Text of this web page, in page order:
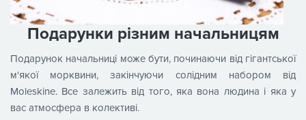
Подарунки різним начальницям
Подарунок начальниці може бути, починаючи від гігантської
м'якої морквини, закінчуючи солідним набором від
Moleskine. Все залежить від того, яка вона людина і яка у
вас атмосфера в колективі.